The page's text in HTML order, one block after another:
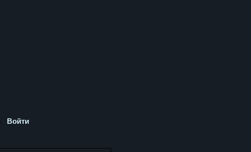
Войти